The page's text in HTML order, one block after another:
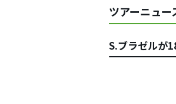
ツアーニュー
S.ブラゼルが